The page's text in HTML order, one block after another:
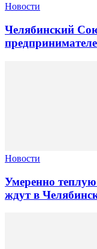
Новости
Челябинский
Новости
Умеренно
ждут в